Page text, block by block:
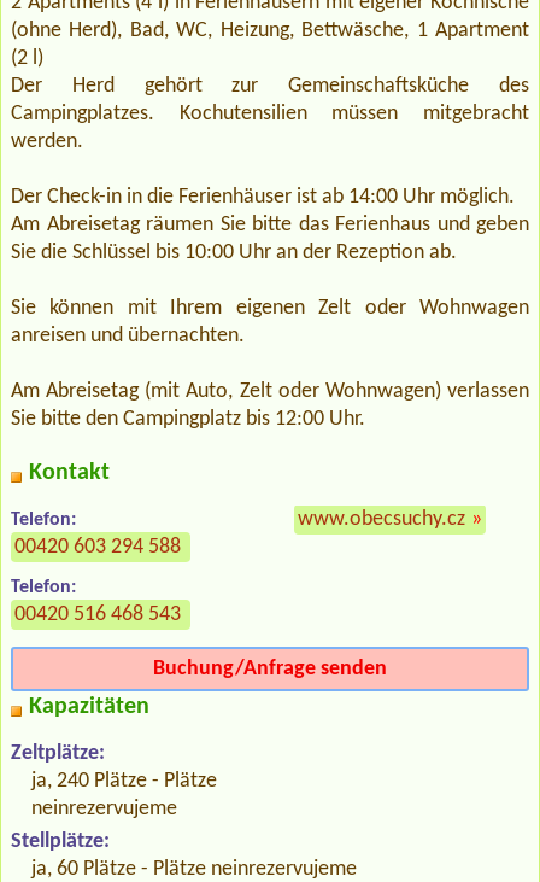
(ohne Herd), Bad, WC, Heizung, Bettwäsche, 1 Apartment
(2 l)
Der Herd gehört zur Gemeinschaftsküche des
Campingplatzes. Kochutensilien müssen mitgebracht
werden.
Der Check-in in die Ferienhäuser ist ab 14:00 Uhr möglich.
Am Abreisetag räumen Sie bitte das Ferienhaus und geben
Sie die Schlüssel bis 10:00 Uhr an der Rezeption ab.
Sie können mit Ihrem eigenen Zelt oder Wohnwagen
anreisen und übernachten.
Am Abreisetag (mit Auto, Zelt oder Wohnwagen) verlassen
Sie bitte den Campingplatz bis 12:00 Uhr.
Kontakt
Telefon:
00420 603 294 588
Telefon:
00420 516 468 543
www.obecsuchy.cz »
Buchung/Anfrage senden
Kapazitäten
Zeltplätze:
ja, 240 Plätze - Plätze
neinrezervujeme
Stellplätze:
ja, 60 Plätze - Plätze neinrezervujeme